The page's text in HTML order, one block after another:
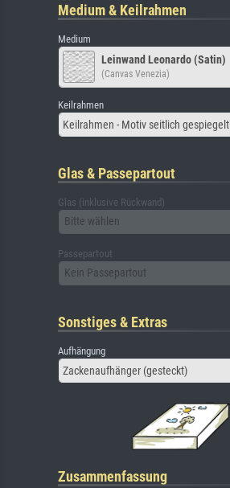
Medium & Keilrahmen
Medium
Leinwand Leonardo (Satin)
(Canvas Venezia)
Keilrahmen
Keilrahmen - Motiv seitlich gespiegelt
Glas & Passepartout
Glas (inklusive Rückwand)
Bitte wählen
Passepartout
Kein Passepartout
Sonstiges & Extras
Aufhängung
Zackenaufhänger (gesteckt)
Zusammenfassung